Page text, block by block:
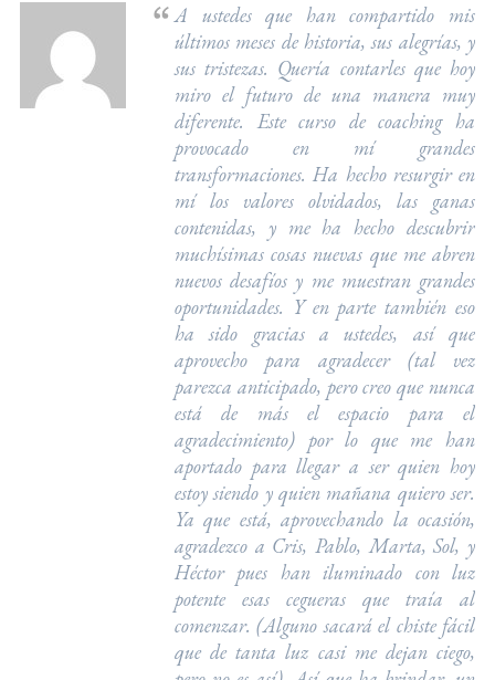
A ustedes que han compartido mis
últimos meses de historia, sus alegrías, y
sus tristezas. Quería contarles que hoy
miro el futuro de una manera muy
diferente. Este curso de coaching ha
provocado en mí grandes
transformaciones. Ha hecho resurgir en
mí los valores olvidados, las ganas
contenidas, y me ha hecho descubrir
muchísimas cosas nuevas que me abren
nuevos desafíos y me muestran grandes
oportunidades. Y en parte también eso
ha sido gracias a ustedes, así que
aprovecho para agradecer (tal vez
parezca anticipado, pero creo que nunca
está de más el espacio para el
agradecimiento) por lo que me han
aportado para llegar a ser quien hoy
estoy siendo y quien mañana quiero ser.
Ya que está, aprovechando la ocasión,
agradezco a Cris, Pablo, Marta, Sol, y
Héctor pues han iluminado con luz
potente esas cegueras que traía al
comenzar. (Alguno sacará el chiste fácil
que de tanta luz casi me dejan ciego,